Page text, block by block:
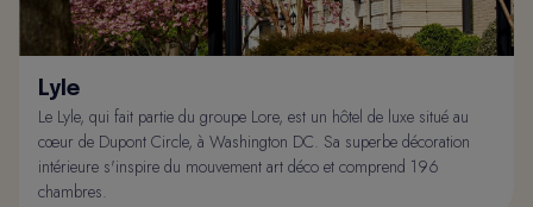
Lyle
Le Lyle, qui fait partie du groupe Lore, est un hôtel de luxe situé au
cœur de Dupont Circle, à Washington DC. Sa superbe décoration
intérieure s'inspire du mouvement art déco et comprend 196
chambres.